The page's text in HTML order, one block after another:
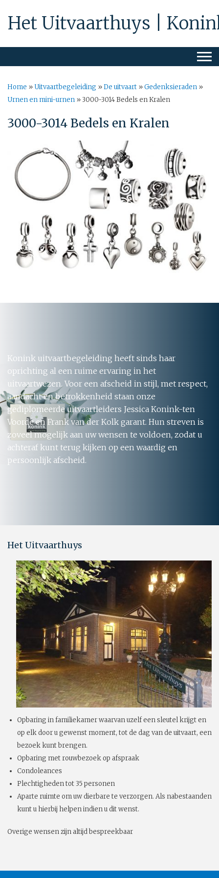
Het Uitvaarthuys |
Home »Uitvaartbegeleiding »De uitvaart »Gedenksieraden »
Urnen en mini-urnen »3000-3014 Bedels en Kralen
3000-3014 Bedels en Kralen
Konink uitvaartbegeleiding heeft sinds haar
oprichting al een ruime ervaring in het
uitvaartwezen. Voor een afscheid in stijl, met respect,
aandacht en betrokkenheid staan onze
gediplomeerde uitvaartleiders Jessica Konink-ten
Voorde en Frank van der Kolk garant. Hun streven is
zoveel mogelijk aan uw wensen te voldoen, zodat u
achteraf kunt terug kijken op een waardig en
persoonlijk afscheid.
Het Uitvaarthuys
Opbaring in familiekamer waarvan uzelf een sleutel krijgt en
op elk door u gewenst moment, tot de dag van de uitvaart, een
bezoek kunt brengen.
Opbaring met rouwbezoek op afspraak
Condoleances
Plechtigheden tot 35 personen
Aparte ruimte om uw dierbare te verzorgen. Als nabestaanden
kunt u hierbij helpen indien u dit wenst.
Overige wensen zijn altijd bespreekbaar